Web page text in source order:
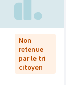
Non
retenue
par le tri
citoyen